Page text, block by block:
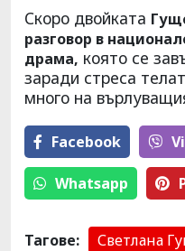
Скоро двойката
разговор в
драма, която се
заради стреса
много на
Facebook
Whatsapp
Тагове: Светлана